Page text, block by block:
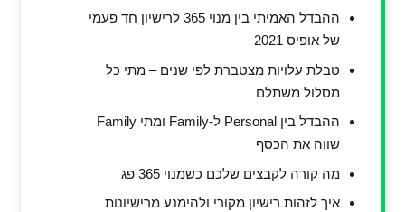
ההבדל האמיתי בין מנוי 365 לרישיון חד פעמי
של אופיס 2021
טבלת עלויות מצטברת לפי שנים – מתי כל
מסלול משתלם
ההבדל בין Personal ל-Family ומתי Family
שווה את הכסף
מה קורה לקבצים שלכם כשמנוי 365 פג
איך לזהות רישיון מקורי ולהימנע מרישיונות